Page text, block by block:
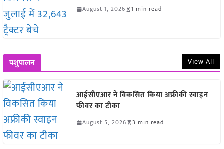
August 1, 2026 1 min read
पशुपालन View All
आईसीएआर ने विकसित किया अफ्रीकी स्वाइन
फीवर का टीका
August 5, 2026 3 min read